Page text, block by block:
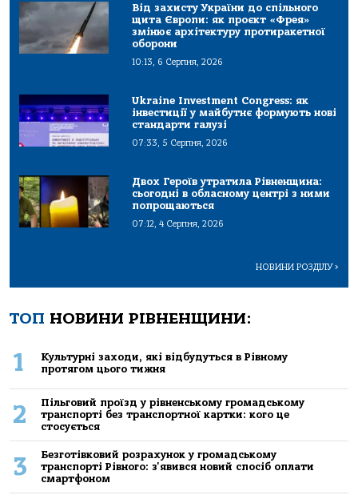
Від захисту України до спільного
щита Європи: як проєкт «Фрея»
змінює архітектуру протиракетної
оборони
10:13, 6 Серпня, 2026
Ukraine Investment Congress: як
інвестиції у майбутнє формують нові
стандарти галузі
07:33, 5 Серпня, 2026
Двох Героїв утратила Рівненщина:
сьогодні в обласному центрі з ними
попрощаються
07:12, 4 Серпня, 2026
НОВИНИ РОЗДІЛУ>
ТОП НОВИНИ РІВНЕНЩИНИ:
1
Культурні заходи, які відбудуться в Рівному
протягом цього тижня
2
Пільговий проїзд у рівненському громадському
транспорті без транспортної картки: кого це
стосується
3
Безготівковий розрахунок у громадському
транспорті Рівного: з'явився новий спосіб оплати
смартфоном